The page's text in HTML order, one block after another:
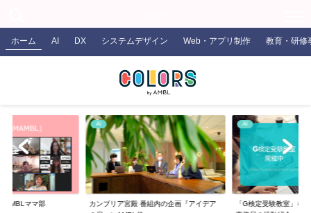
ホーム AI DX システムデザイン Web・アプリ制作 教育・研修
AMBLママ部
AI
カンブリア宮殿 番組内の企画『アイデア
AI
「G検定受験教室」を